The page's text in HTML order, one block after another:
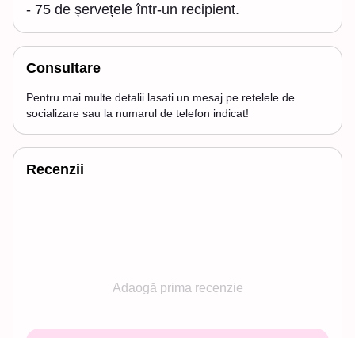
- 75 de șervețele într-un recipient.
Consultare
Pentru mai multe detalii lasati un mesaj pe retelele de
socializare sau la numarul de telefon indicat!
Recenzii
Adaogă prima recenzie